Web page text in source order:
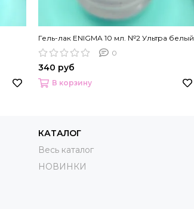
Гель-лак ENIGMA 10 мл. №2 Ультра белый
0
340 руб
В корзину
КАТАЛОГ
Весь каталог
НОВИНКИ